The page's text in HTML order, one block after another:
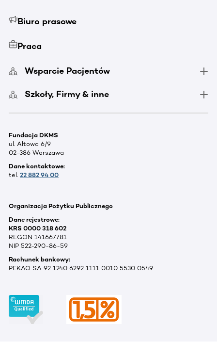
Biuro prasowe
Praca
Wsparcie Pacjentów
Szkoły, Firmy & inne
Fundacja DKMS
ul. Altowa 6/9
02-386 Warszawa
Dane kontaktowe:
tel. 22 882 94 00
Organizacja Pożytku Publicznego
Dane rejestrowe:
KRS 0000 318 602
REGON 141667781
NIP 522-290-86-59
Rachunek bankowy:
PEKAO SA 92 1240 6292 1111 0010 5530 0549